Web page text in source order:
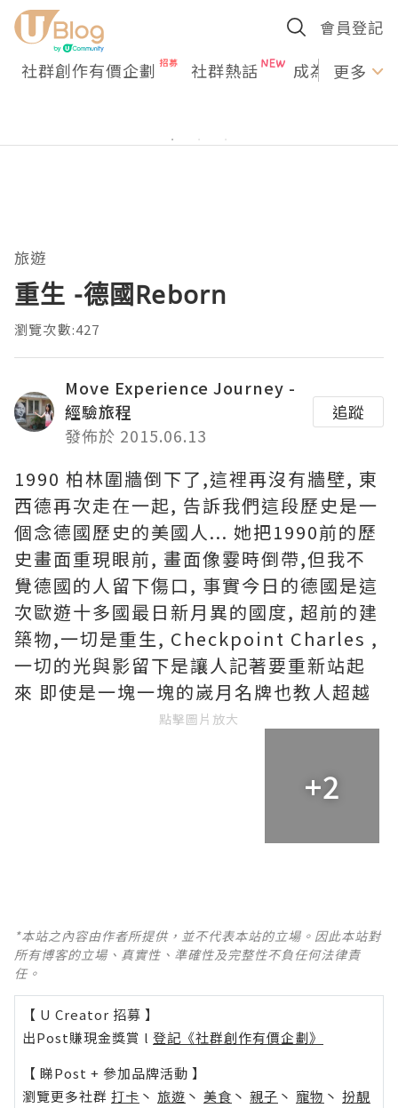
會員登記
社群創作有價企劃 社群熱話 成為U更多
旅遊
重生 -德國Reborn
瀏覽次數:427
Move Experience Journey -
經驗旅程
發佈於 2015.06.13
追蹤
1990 柏林圍牆倒下了,這裡再沒有牆壁, 東
西德再次走在一起, 告訴我們這段歷史是一
個念德國歷史的美國人... 她把1990前的歷
史畫面重現眼前, 畫面像霎時倒帶,但我不
覺德國的人留下傷口, 事實今日的德國是這
次歐遊十多國最日新月異的國度, 超前的建
築物,一切是重生, Checkpoint Charles ,
一切的光與影留下是讓人記著要重新站起
來 即使是一塊一塊的嵗月名牌也教人超越
點擊圖片放大
+2
*本站之內容由作者所提供，並不代表本站的立場。因此本站對
所有博客的立場、真實性、準確性及完整性不負任何法律責
任。
【 U Creator 招募 】
出Post賺現金獎賞 l 登記《社群創作有價企劃》
【 睇Post + 參加品牌活動 】
瀏覽更多社群 打卡 丶 旅遊 丶 美食 丶 親子 丶 寵物 丶 扮靚